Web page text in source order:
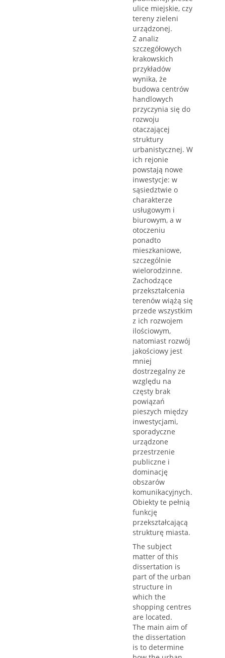
ulice miejskie, czy
tereny zieleni
urządzonej.
Z analiz
szczegółowych
krakowskich
przykładów
wynika, że
budowa centrów
handlowych
przyczynia się do
rozwoju
otaczającej
struktury
urbanistycznej. W
ich rejonie
powstają nowe
inwestycje: w
sąsiedztwie o
charakterze
usługowym i
biurowym, a w
otoczeniu
ponadto
mieszkaniowe,
szczególnie
wielorodzinne.
Zachodzące
przekształcenia
terenów wiążą się
przede wszystkim
z ich rozwojem
ilościowym,
natomiast rozwój
jakościowy jest
mniej
dostrzegalny ze
względu na
częsty brak
powiązań
pieszych między
inwestycjami,
sporadyczne
urządzone
przestrzenie
publiczne i
dominację
obszarów
komunikacyjnych.
Obiekty te pełnią
funkcję
przekształcającą
strukturę miasta.
The subject
matter of this
dissertation is
part of the urban
structure in
which the
shopping centres
are located.
The main aim of
the dissertation
is to determine